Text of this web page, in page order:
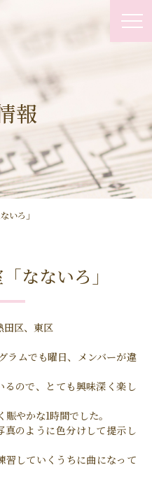
報
いろ」
なないろ」
田区、東区
ラムでも曜日、メンバーが違
ので、とても興味深く楽し
やかな1時間でした。
真のように色分けして提示し
習していくうちに曲になって